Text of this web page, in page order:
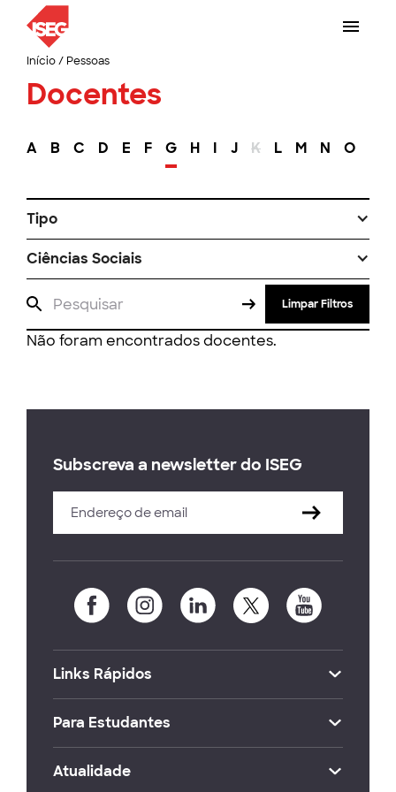
Início/ Pessoas
Docentes
A B C D E F G H I J K L M N O
Tipo
Ciências Sociais
Limpar Filtros
Não foram encontrados docentes.
Subscreva a newsletter do ISEG
Links Rápidos
Para Estudantes
Atualidade